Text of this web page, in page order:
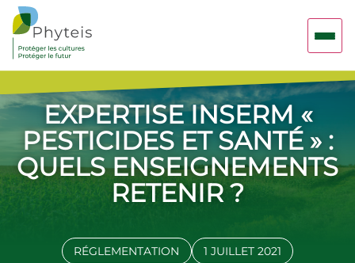
EXPERTISE INSERM «
PESTICIDES ET SANTÉ » :
QUELS ENSEIGNEMENTS
RETENIR ?
RÉGLEMENTATION 1 JUILLET 2021